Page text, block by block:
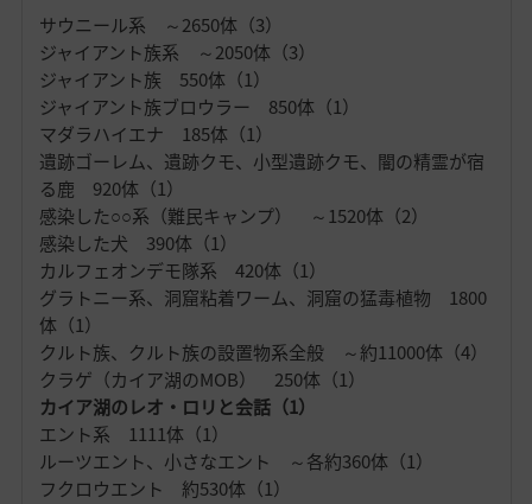
サウニール系 ～2650体（3）
ジャイアント族系 ～2050体（3）
ジャイアント族 550体（1）
ジャイアント族ブロウラー 850体（1）
マダラハイエナ 185体（1）
遺跡ゴーレム、遺跡クモ、小型遺跡クモ、闇の精霊が宿
る鹿 920体（1）
感染した○○系（難民キャンプ） ～1520体（2）
感染した犬 390体（1）
カルフェオンデモ隊系 420体（1）
グラトニー系、洞窟粘着ワーム、洞窟の猛毒植物 1800
体（1）
クルト族、クルト族の設置物系全般 ～約11000体（4）
クラゲ（カイア湖のMOB） 250体（1）
カイア湖のレオ・ロリと会話（1）
エント系 1111体（1）
ルーツエント、小さなエント ～各約360体（1）
フクロウエント 約530体（1）